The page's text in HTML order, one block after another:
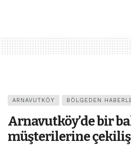
ARNAVUTKÖY BÖLGEDEN
Arnavutköy’de bir
müşterilerine